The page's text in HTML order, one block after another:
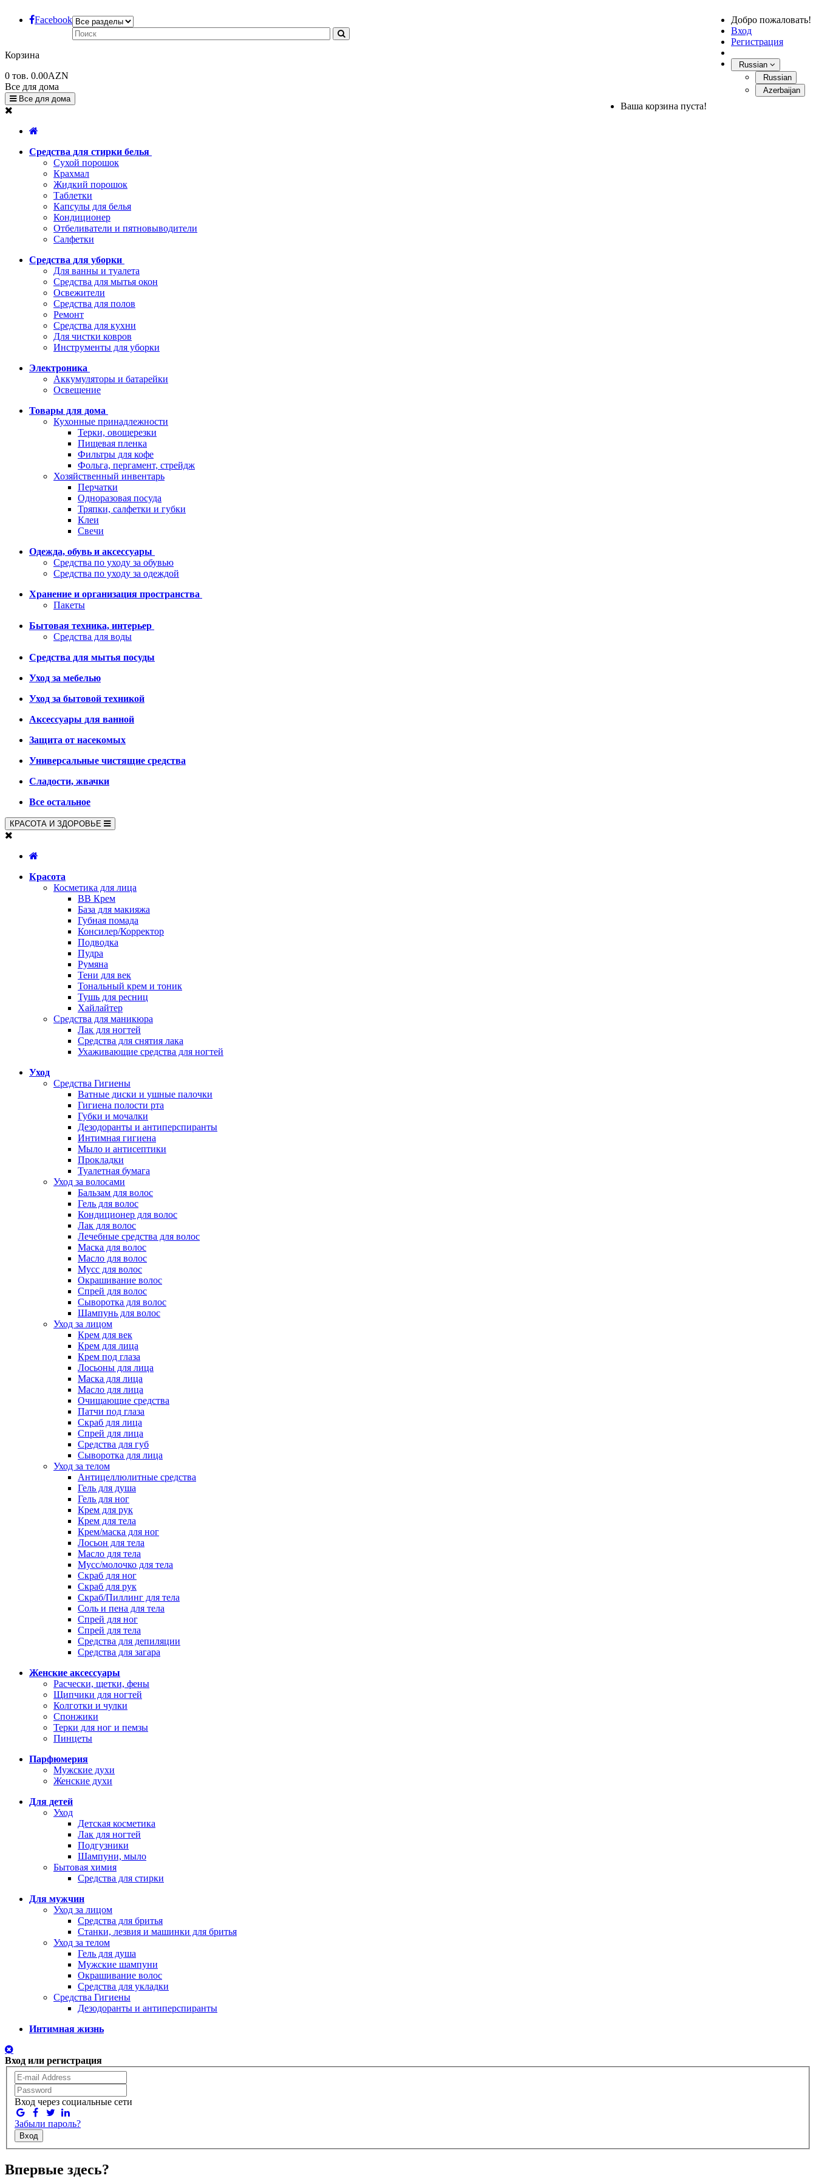
Facebook
Добро пожаловать!
Вход
Регистрация
Russian
Russian
Azerbaijan
Корзина
0 тов. 0.00AZN
Ваша корзина пуста!
Все для дома
Все для дома
Средства для стирки белья
Сухой порошок
Крахмал
Жидкий порошок
Таблетки
Капсулы для белья
Кондиционер
Отбеливатели и пятновыводители
Салфетки
Средства для уборки
Для ванны и туалета
Средства для мытья окон
Освежители
Средства для полов
Ремонт
Средства для кухни
Для чистки ковров
Инструменты для уборки
Электроника
Аккумуляторы и батарейки
Освещение
Товары для дома
Кухонные принадлежности
Терки, овощерезки
Пищевая пленка
Фильтры для кофе
Фольга, пергамент, стрейдж
Хозяйственный инвентарь
Перчатки
Одноразовая посуда
Тряпки, салфетки и губки
Клеи
Свечи
Одежда, обувь и аксессуары
Средства по уходу за обувью
Средства по уходу за одеждой
Хранение и организация пространства
Пакеты
Бытовая техника, интерьер
Средства для воды
Средства для мытья посуды
Уход за мебелью
Уход за бытовой техникой
Аксессуары для ванной
Защита от насекомых
Универсальные чистящие средства
Сладости, жвачки
Все остальное
КРАСОТА И ЗДОРОВЬЕ
Красота
Косметика для лица
BB Крем
База для макияжа
Губная помада
Консилер/Корректор
Подводка
Пудра
Румяна
Тени для век
Тональный крем и тоник
Тушь для ресниц
Хайлайтер
Средства для маникюра
Лак для ногтей
Средства для снятия лака
Ухаживающие средства для ногтей
Уход
Средства Гигиены
Ватные диски и ушные палочки
Гигиена полости рта
Губки и мочалки
Дезодоранты и антиперспиранты
Интимная гигиена
Мыло и антисептики
Прокладки
Туалетная бумага
Уход за волосами
Бальзам для волос
Гель для волос
Кондиционер для волос
Лак для волос
Лечебные средства для волос
Маска для волос
Масло для волос
Мусс для волос
Окрашивание волос
Спрей для волос
Сыворотка для волос
Шампунь для волос
Уход за лицом
Крем для век
Крем для лица
Крем под глаза
Лосьоны для лица
Маска для лица
Масло для лица
Очищающие средства
Патчи под глаза
Скраб для лица
Спрей для лица
Средства для губ
Сыворотка для лица
Уход за телом
Антицеллюлитные средства
Гель для душа
Гель для ног
Крем для рук
Крем для тела
Крем/маска для ног
Лосьон для тела
Масло для тела
Мусс/молочко для тела
Скраб для ног
Скраб для рук
Скраб/Пиллинг для тела
Соль и пена для тела
Спрей для ног
Спрей для тела
Средства для депиляции
Средства для загара
Женские аксессуары
Расчески, щетки, фены
Щипчики для ногтей
Колготки и чулки
Спонжики
Терки для ног и пемзы
Пинцеты
Парфюмерия
Мужские духи
Женские духи
Для детей
Уход
Детская косметика
Лак для ногтей
Подгузники
Шампуни, мыло
Бытовая химия
Средства для стирки
Для мужчин
Уход за лицом
Средства для бритья
Станки, лезвия и машинки для бритья
Уход за телом
Гель для душа
Мужские шампуни
Окрашивание волос
Средства для укладки
Средства Гигиены
Дезодоранты и антиперспиранты
Интимная жизнь
Вход или регистрация
Вход через социальные сети
Забыли пароль?
Вход
Впервые здесь?